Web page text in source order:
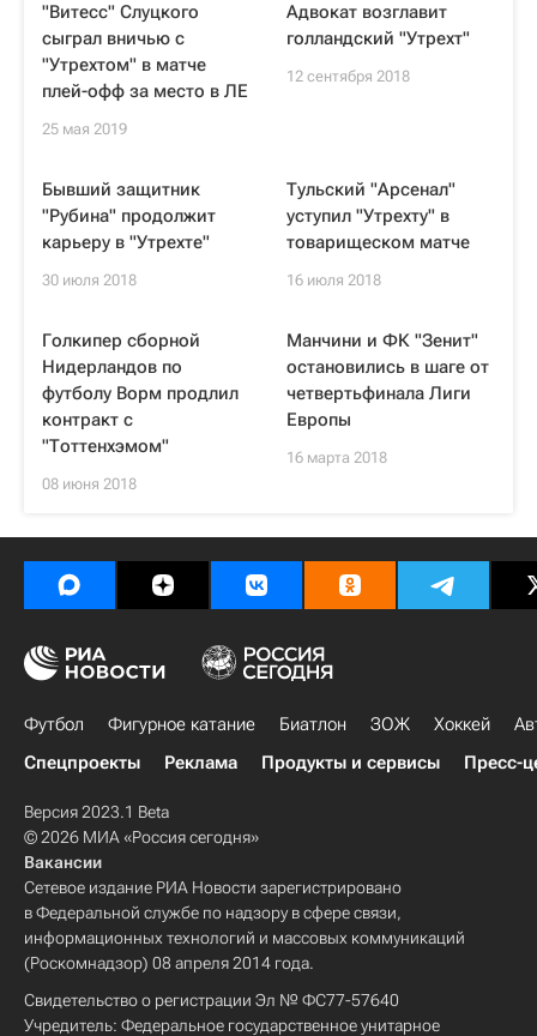
"Витесс" Слуцкого
сыграл вничью с
"Утрехтом" в матче
плей-офф за место в ЛЕ
25 мая 2019
Адвокат возглавит
голландский "Утрехт"
12 сентября 2018
Бывший защитник
"Рубина" продолжит
карьеру в "Утрехте"
30 июля 2018
Тульский "Арсенал"
уступил "Утрехту" в
товарищеском матче
16 июля 2018
Голкипер сборной
Нидерландов по
футболу Ворм продлил
контракт с
"Тоттенхэмом"
08 июня 2018
Манчини и ФК "Зенит"
остановились в шаге от
четвертьфинала Лиги
Европы
16 марта 2018
Футбол Фигурное катание Биатлон ЗОЖ Хоккей
Спецпроекты
Реклама Продукты и сервисы Пресс-
Версия 2023.1 Beta
© 2026 МИА «Россия сегодня»
Вакансии
Сетевое издание РИА Новости зарегистрировано
в Федеральной службе по надзору в сфере связи,
информационных технологий и массовых коммуникаций
(Роскомнадзор) 08 апреля 2014 года.
Свидетельство о регистрации Эл № ФС77-57640
Учредитель: Федеральное государственное унитарное